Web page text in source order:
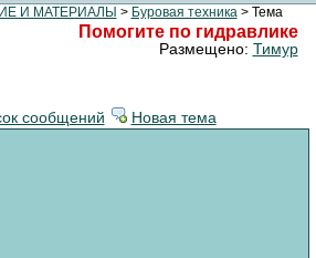
И МАТЕРИАЛЫ > Буровая техника> Тема
Помогите по гидравлике
Размещено: Тимур
сообщений Новая тема